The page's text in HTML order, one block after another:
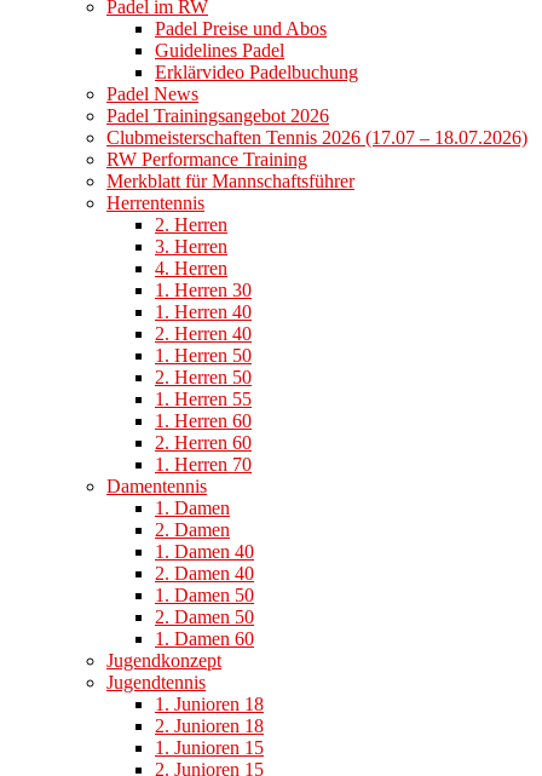
Padel im RW
Padel Preise und Abos
Guidelines Padel
Erklärvideo Padelbuchung
Padel News
Padel Trainingsangebot 2026
Clubmeisterschaften Tennis 2026 (17.07 – 18.07.2026)
RW Performance Training
Merkblatt für Mannschaftsführer
Herrentennis
2. Herren
3. Herren
4. Herren
1. Herren 30
1. Herren 40
2. Herren 40
1. Herren 50
2. Herren 50
1. Herren 55
1. Herren 60
2. Herren 60
1. Herren 70
Damentennis
1. Damen
2. Damen
1. Damen 40
2. Damen 40
1. Damen 50
2. Damen 50
1. Damen 60
Jugendkonzept
Jugendtennis
1. Junioren 18
2. Junioren 18
1. Junioren 15
2. Junioren 15